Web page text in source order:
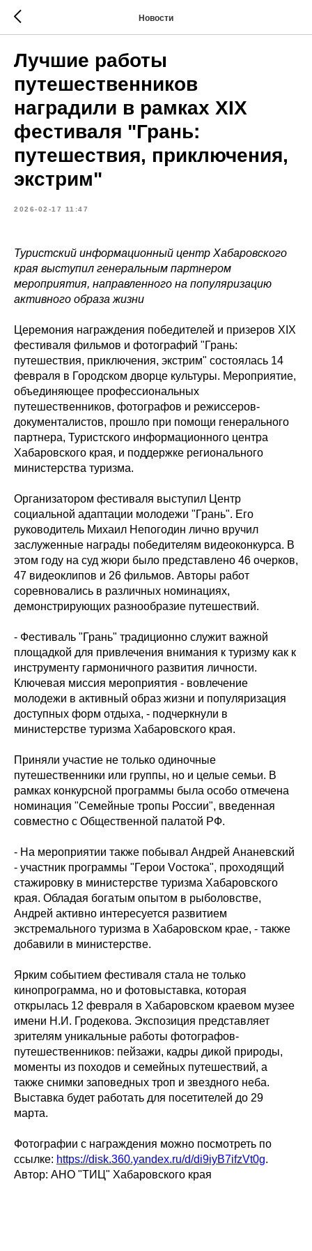
Новости
Лучшие работы
путешественников
наградили в рамках XIX
фестиваля "Грань:
путешествия, приключения,
экстрим"
2026-02-17 11:47
Туристский информационный центр Хабаровского
края выступил генеральным партнером
мероприятия, направленного на популяризацию
активного образа жизни
Церемония награждения победителей и призеров XIX
фестиваля фильмов и фотографий "Грань:
путешествия, приключения, экстрим" состоялась 14
февраля в Городском дворце культуры. Мероприятие,
объединяющее профессиональных
путешественников, фотографов и режиссеров-
документалистов, прошло при помощи генерального
партнера, Туристского информационного центра
Хабаровского края, и поддержке регионального
министерства туризма.
Организатором фестиваля выступил Центр
социальной адаптации молодежи "Грань". Его
руководитель Михаил Непогодин лично вручил
заслуженные награды победителям видеоконкурса. В
этом году на суд жюри было представлено 46 очерков,
47 видеоклипов и 26 фильмов. Авторы работ
соревновались в различных номинациях,
демонстрирующих разнообразие путешествий.
- Фестиваль "Грань" традиционно служит важной
площадкой для привлечения внимания к туризму как к
инструменту гармоничного развития личности.
Ключевая миссия мероприятия - вовлечение
молодежи в активный образ жизни и популяризация
доступных форм отдыха, - подчеркнули в
министерстве туризма Хабаровского края.
Приняли участие не только одиночные
путешественники или группы, но и целые семьи. В
рамках конкурсной программы была особо отмечена
номинация "Семейные тропы России", введенная
совместно с Общественной палатой РФ.
- На мероприятии также побывал Андрей Ананевский
- участник программы "Герои Vостока", проходящий
стажировку в министерстве туризма Хабаровского
края. Обладая богатым опытом в рыболовстве,
Андрей активно интересуется развитием
экстремального туризма в Хабаровском крае, - также
добавили в министерстве.
Ярким событием фестиваля стала не только
кинопрограмма, но и фотовыставка, которая
открылась 12 февраля в Хабаровском краевом музее
имени Н.И. Гродекова. Экспозиция представляет
зрителям уникальные работы фотографов-
путешественников: пейзажи, кадры дикой природы,
моменты из походов и семейных путешествий, а
также снимки заповедных троп и звездного неба.
Выставка будет работать для посетителей до 29
марта.
Фотографии с награждения можно посмотреть по
ссылке: https://disk.360.yandex.ru/d/di9iyB7ifzVt0g.
Автор: АНО "ТИЦ" Хабаровского края